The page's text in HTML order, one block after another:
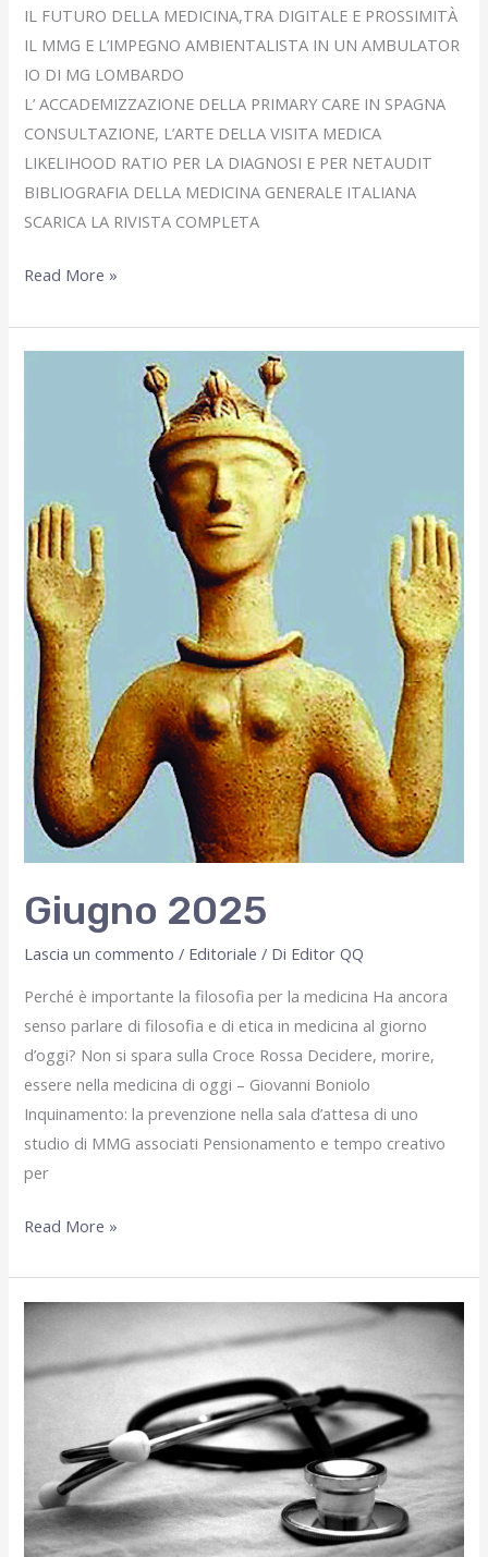
IL FUTURO DELLA MEDICINA,TRA DIGITALE E PROSSIMITÀ
IL MMG E L’IMPEGNO AMBIENTALISTA IN UN AMBULATOR
IO DI MG LOMBARDO
L’ ACCADEMIZZAZIONE DELLA PRIMARY CARE IN SPAGNA
CONSULTAZIONE, L’ARTE DELLA VISITA MEDICA
LIKELIHOOD RATIO PER LA DIAGNOSI E PER NETAUDIT
BIBLIOGRAFIA DELLA MEDICINA GENERALE ITALIANA
SCARICA LA RIVISTA COMPLETA
Gennaio
Read More »
Giugno 2025
Lascia un commento / Editoriale / Di Editor QQ
Perché è importante la filosofia per la medicina Ha ancora
senso parlare di filosofia e di etica in medicina al giorno
d’oggi? Non si spara sulla Croce Rossa Decidere, morire,
essere nella medicina di oggi – Giovanni Boniolo
Inquinamento: la prevenzione nella sala d’attesa di uno
studio di MMG associati Pensionamento e tempo creativo
per
Giugno
Read More »